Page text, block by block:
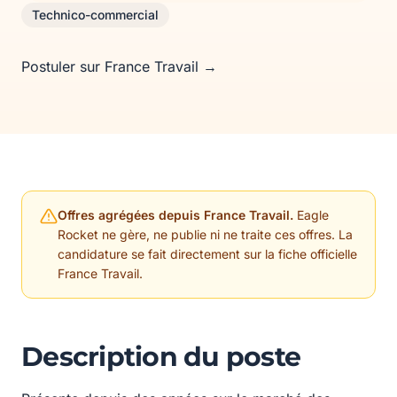
Technico-commercial
Postuler sur France Travail →
Offres agrégées depuis France Travail. Eagle
Rocket ne gère, ne publie ni ne traite ces offres. La
candidature se fait directement sur la fiche officielle
France Travail.
Description du poste